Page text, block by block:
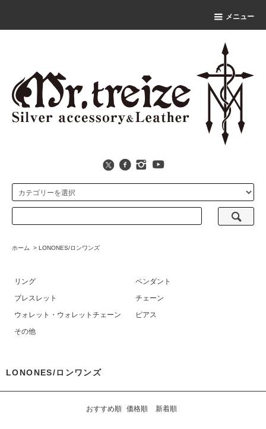
メニュー
ホーム > LONONES/ロンワンズ
リング
ペンダント
ブレスレット
チェーン
ウォレット・ウォレットチェーン
ピアス
その他
LONONES/ロンワンズ
おすすめ順 価格順 新着順